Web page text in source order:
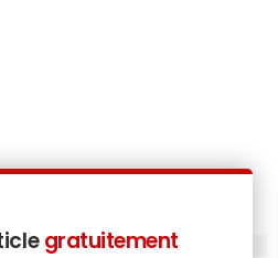
gratuitement